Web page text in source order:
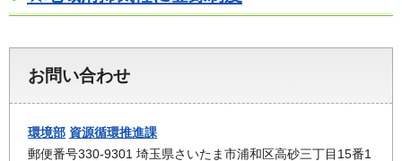
お問い合わせ
環境部 資源循環推進課
郵便番号330-9301 埼玉県さいたま市浦和区高砂三丁目15番1